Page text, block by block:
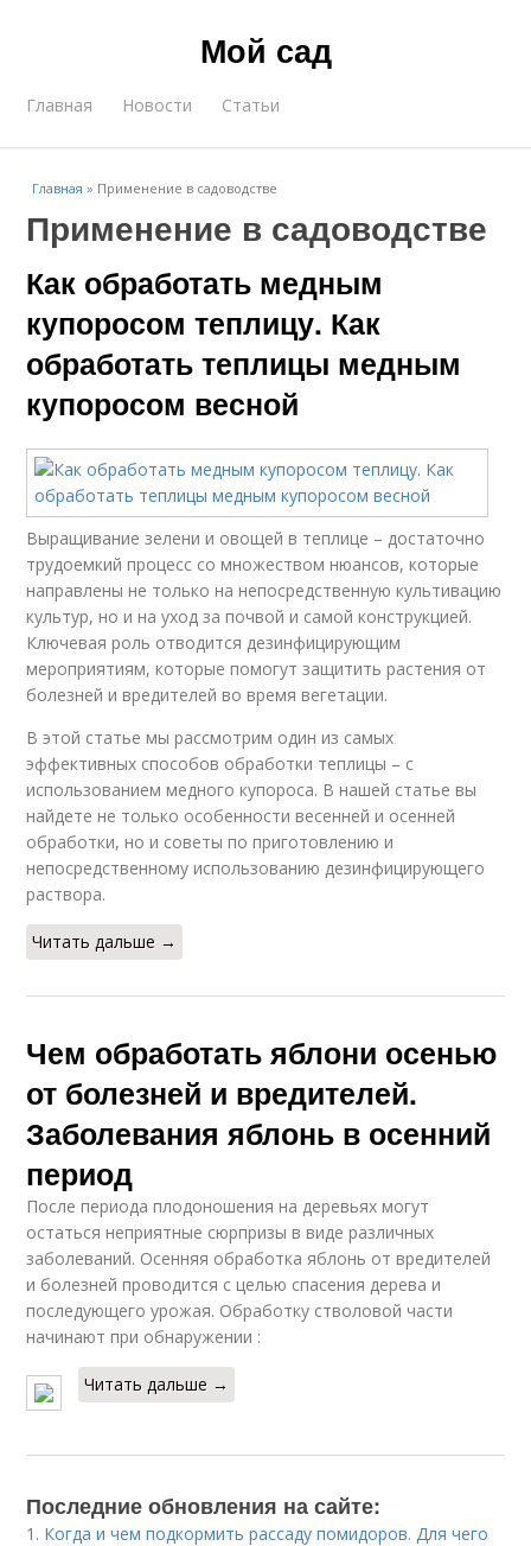
Мой сад
Главная Новости Статьи
Главная » Применение в садоводстве
Применение в садоводстве
Как обработать медным
купоросом теплицу. Как
обработать теплицы медным
купоросом весной
Выращивание зелени и овощей в теплице – достаточно
трудоемкий процесс со множеством нюансов, которые
направлены не только на непосредственную культивацию
культур, но и на уход за почвой и самой конструкцией.
Ключевая роль отводится дезинфицирующим
мероприятиям, которые помогут защитить растения от
болезней и вредителей во время вегетации.
В этой статье мы рассмотрим один из самых
эффективных способов обработки теплицы – с
использованием медного купороса. В нашей статье вы
найдете не только особенности весенней и осенней
обработки, но и советы по приготовлению и
непосредственному использованию дезинфицирующего
раствора.
Читать дальше →
Чем обработать яблони осенью
от болезней и вредителей.
Заболевания яблонь в осенний
период
После периода плодоношения на деревьях могут
остаться неприятные сюрпризы в виде различных
заболеваний. Осенняя обработка яблонь от вредителей
и болезней проводится с целью спасения дерева и
последующего урожая. Обработку стволовой части
начинают при обнаружении :
Читать дальше →
Последние обновления на сайте:
1. Когда и чем подкормить рассаду помидоров. Для чего